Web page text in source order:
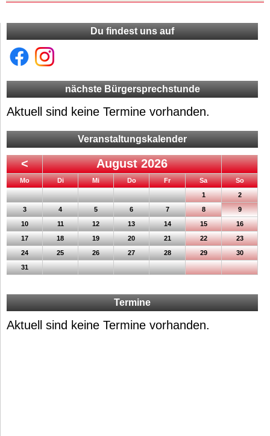
Du findest uns auf
nächste Bürgersprechstunde
Aktuell sind keine Termine vorhanden.
Veranstaltungskalender
< August 2026
Montag Dienstag Mittwoch DonnerstagFreitag Samstag Sonntag
1
2
3
4 5 6 7 8
9
10
11 12 13 14 15
16
17
18 19 20 21 22
23
24
25 26 27 28 29
30
31
Termine
Aktuell sind keine Termine vorhanden.